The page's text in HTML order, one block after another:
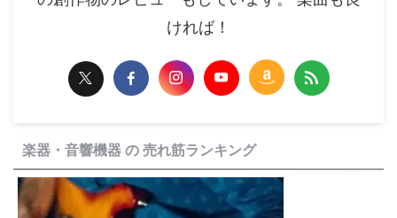
ければ！
楽器・音響機器 の 売れ筋ランキング